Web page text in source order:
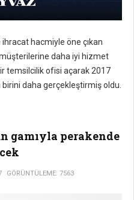
hacmiyle öne çıkan
daha iyi hizmet
temsilcilik ofisi açarak 2017
birini daha gerçekleştirmiş oldu.
gamıyla perakende
GÖRÜNTÜLEME: 7563